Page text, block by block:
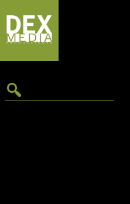
contenido